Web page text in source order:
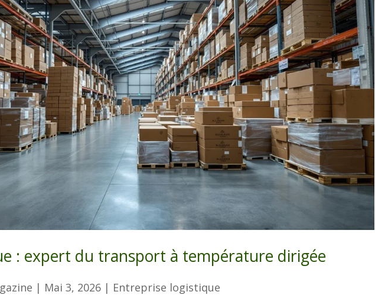
: expert du transport à température dirigée
| Mai 3, 2026 | Entreprise logistique